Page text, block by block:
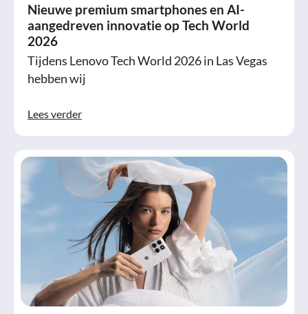
Nieuwe premium smartphones en AI-
aangedreven innovatie op Tech World
2026
Tijdens Lenovo Tech World 2026 in Las Vegas
hebben wij
Lees verder